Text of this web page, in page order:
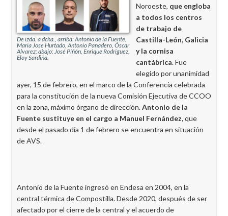
De izda. a dcha., arriba: Antonio de la Fuente,
Maria Jose Hurtado, Antonio Panadero, Óscar
Alvarez; abajo: José Piñón, Enrique Rodriguez,
Eloy Sardiña.
Noroeste, que engloba
a todos los centros
de trabajo de
Castilla-León, Galicia
y la cornisa
cantábrica. Fue
elegido por unanimidad
ayer, 15 de febrero, en el marco de la Conferencia celebrada
para la constitución de la nueva Comisión Ejecutiva de CCOO
en la zona, máximo órgano de dirección.Antonio de la
Fuente sustituye en el cargo a Manuel Fernández,que
desde el pasado día 1 de febrero se encuentra en situación
de AVS.
Antonio de la Fuente ingresó en Endesa en 2004, en la
central térmica de Compostilla. Desde 2020, después de ser
afectado por el cierre de la central y el acuerdo de